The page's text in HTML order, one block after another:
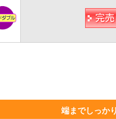
端までしっか